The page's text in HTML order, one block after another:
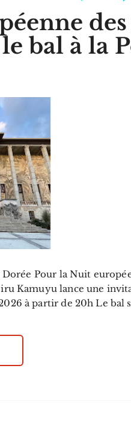
bal à la
Dorée Pour la Nuit
Kamuyu lance une
à partir de 20h Le bal